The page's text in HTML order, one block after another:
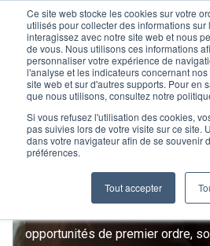
Ce site web stocke les cookies sur votre
utilisés pour collecter des informations
interagissez avec notre site web et nous
de vous. Nous utilisons ces informations
personnaliser votre expérience de
l'analyse et les indicateurs concernant
site web et sur d'autres supports. Pour en
que nous utilisons, consultez notre
Si vous refusez l'utilisation des cookies,
pas suivies lors de votre visite sur ce site.
dans votre navigateur afin de se souvenir
préférences.
Tout accepter
L’IMMOBILIER
DANS UNE
Rejoignez le premier club privé
opportunités de premier ordre,